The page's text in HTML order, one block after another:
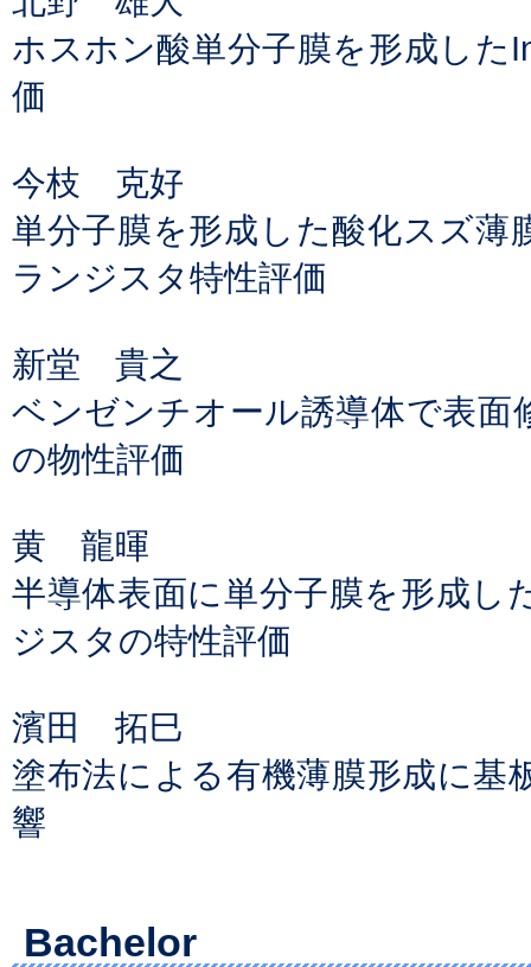
ホスホン酸単分子膜を形成した
価
今枝 克好
単分子膜を形成した酸化スズ薄
ランジスタ特性評価
新堂 貴之
ベンゼンチオール誘導体で表面
の物性評価
黄 龍暉
半導体表面に単分子膜を形成し
ジスタの特性評価
濱田 拓巳
塗布法による有機薄膜形成に基
響
Bachelor